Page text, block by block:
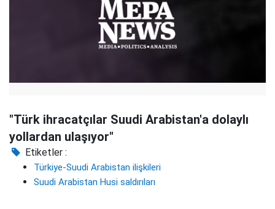
"Türk ihracatçılar Suudi Arabistan'a dolaylı
yollardan ulaşıyor"
Etiketler :
Türkiye-Suudi Arabistan ilişkileri
Suudi Arabistan Husi saldırıları